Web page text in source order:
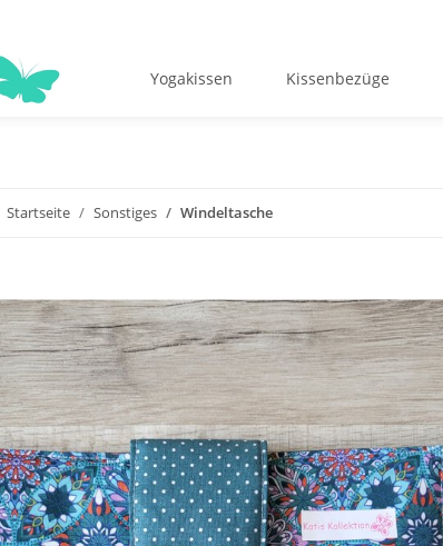
Yogakissen Kissenbezüge
Startseite Sonstiges Windeltasche